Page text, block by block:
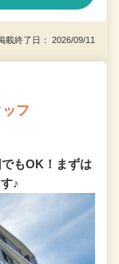
終了日： 2026/09/11
フ
もOK！まずは
♪